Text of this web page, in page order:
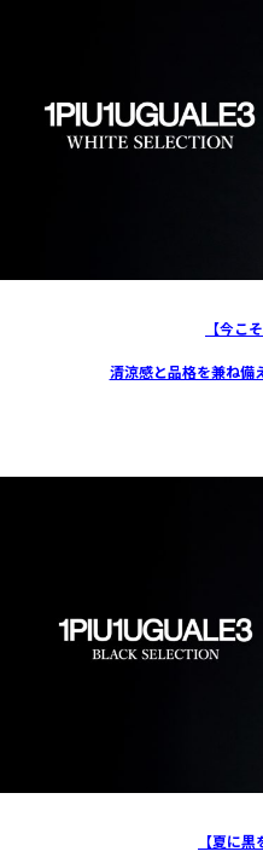
【今こ
清涼感と品格を兼ね備
【夏に黒